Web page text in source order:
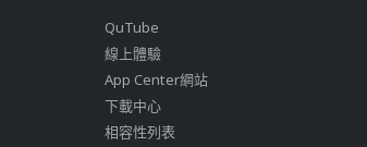
QuTube
線上體驗
App Center網站
下載中心
相容性列表